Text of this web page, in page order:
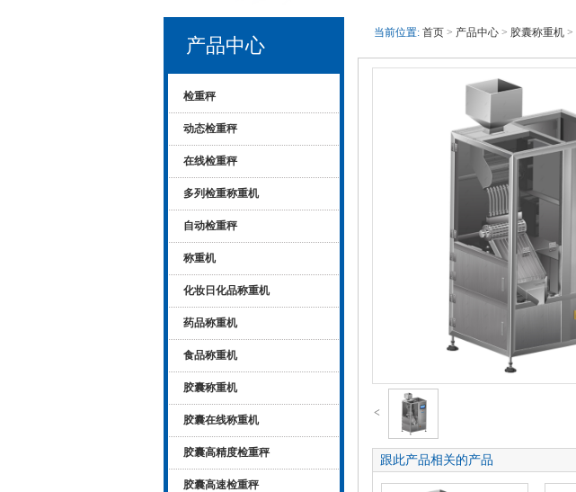
产品中心
检重秤
动态检重秤
在线检重秤
多列检重称重机
自动检重秤
称重机
化妆日化品称重机
药品称重机
食品称重机
胶囊称重机
胶囊在线称重机
胶囊高精度检重秤
胶囊高速检重秤
当前位置: 首页 > 产品中心 > 胶囊称重机 >
<
跟此产品相关的产品